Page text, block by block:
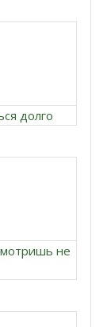
долго
не